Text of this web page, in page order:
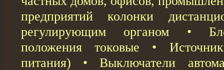
предприятий колонки
регулирующим органом •
положения токовые •
питания) • Выключатели